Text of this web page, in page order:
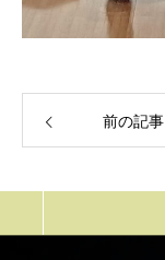
前の記事